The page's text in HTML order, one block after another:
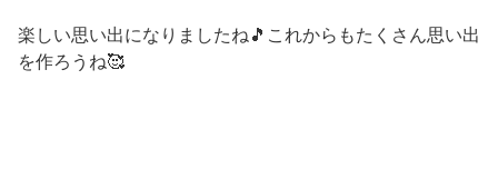
楽しい思い出になりましたね🎵これからもたくさん思い出
を作ろうね🥰